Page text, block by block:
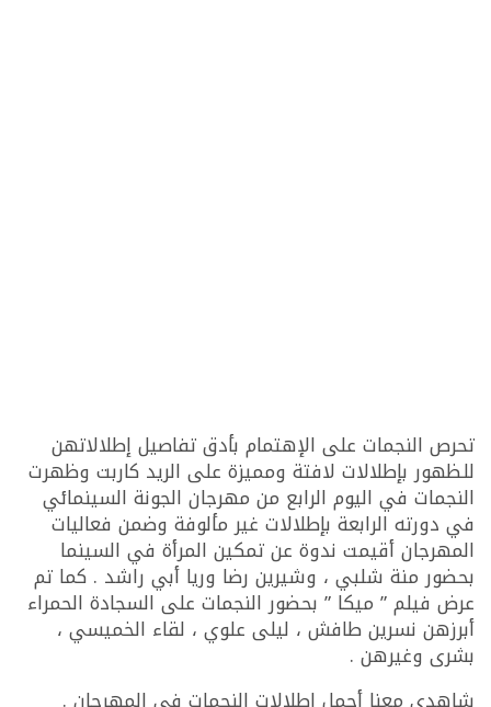
تحرص النجمات على الإهتمام بأدق تفاصيل إطلالاتهن
للظهور بإطلالات لافتة ومميزة على الريد كاربت وظهرت
النجمات في اليوم الرابع من مهرجان الجونة السينمائي
في دورته الرابعة بإطلالات غير مألوفة وضمن فعاليات
المهرجان أقيمت ندوة عن تمكين المرأة في السينما
بحضور منة شلبي ، وشيرين رضا وريا أبي راشد . كما تم
عرض فيلم ” ميكا ” بحضور النجمات على السجادة الحمراء
أبرزهن نسرين طافش ، ليلى علوي ، لقاء الخميسي ،
بشرى وغيرهن .